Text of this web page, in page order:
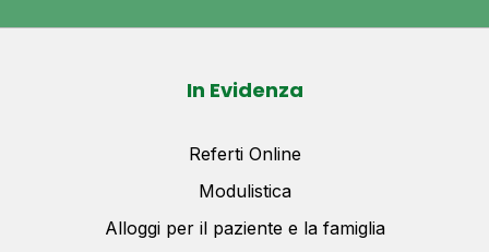
In Evidenza
Referti Online
Modulistica
Alloggi per il paziente e la famiglia